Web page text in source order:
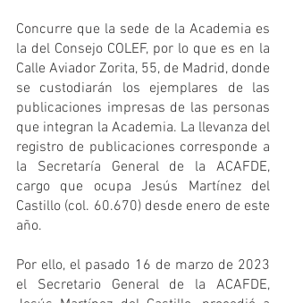
Concurre que la sede de la Academia es
la del Consejo COLEF, por lo que es en la
Calle Aviador Zorita, 55, de Madrid, donde
se custodiarán los ejemplares de las
publicaciones impresas de las personas
que integran la Academia. La llevanza del
registro de publicaciones corresponde a
la Secretaría General de la ACAFDE,
cargo que ocupa Jesús Martínez del
Castillo (col. 60.670) desde enero de este
año.
Por ello, el pasado 16 de marzo de 2023
el Secretario General de la ACAFDE,